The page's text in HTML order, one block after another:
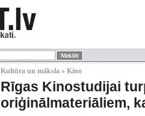
Kultūra un māksla » Kino
Rīgas Kinostudijai
oriģinālmateriāliem,